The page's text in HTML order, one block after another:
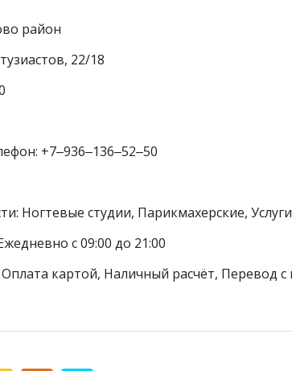
район
22/18
+7‒936‒136‒52‒50
Ногтевые студии, Парикмахерские,
с 09:00 до 21:00
картой, Наличный расчёт, Перевод с